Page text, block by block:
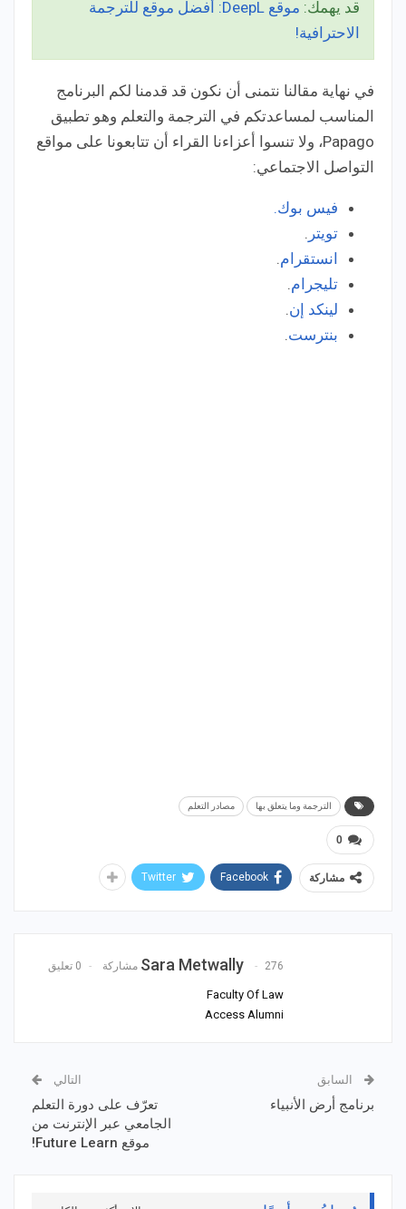
قد يهمك:
موقع DeepL: أفضل موقع للترجمة
الاحترافية!
في نهاية مقالنا نتمنى أن نكون قد قدمنا لكم البرنامج
المناسب لمساعدتكم في الترجمة والتعلم وهو تطبيق
Papago، ولا تنسوا أعزاءنا القراء أن تتابعونا على مواقع
التواصل الاجتماعي:
فيس بوك.
تويتر .
انستقرام.
تليجرام.
لينكد إن.
بنترست.
الترجمة وما يتعلق بها مصادر التعلم
0
مشاركة Facebook
Twitter
Sara Metwally 276 مشاركة 0 تعليق
Faculty Of Law
Access Alumni
السابق
برنامج أرض الأنبياء
التالي
تعرّف على دورة التعلم
الجامعي عبر الإنترنت من
موقع Future Learn!